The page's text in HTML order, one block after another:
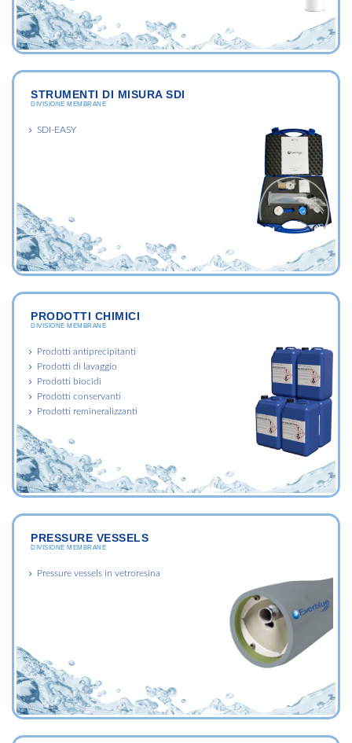
STRUMENTI DI MISURA SDI
DIVISIONE MEMBRANE
SDI-EASY
PRODOTTI CHIMICI
DIVISIONE MEMBRANE
Prodotti antiprecipitanti
Prodotti di lavaggio
Prodotti biocidi
Prodotti conservanti
Prodotti remineralizzanti
PRESSURE VESSELS
DIVISIONE MEMBRANE
Pressure vessels in vetroresina